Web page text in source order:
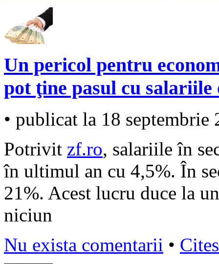
Un pericol pentru
pot ţine pasul cu
• publicat la 18 septembrie
Potrivit zf.ro, salariile în
în ultimul an cu 4,5%. În
21%. Acest lucru duce la
niciun
Nu exista comentarii •